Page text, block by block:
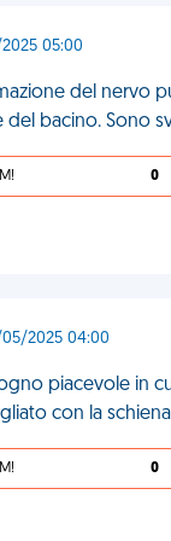
05:00
del nervo
del bacino. Sono
0
05/2025 04:00
piacevole in
con la
0